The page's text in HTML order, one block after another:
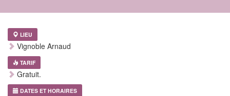
LIEU
Vignoble Arnaud
TARIF
Gratuit.
DATES ET HORAIRES